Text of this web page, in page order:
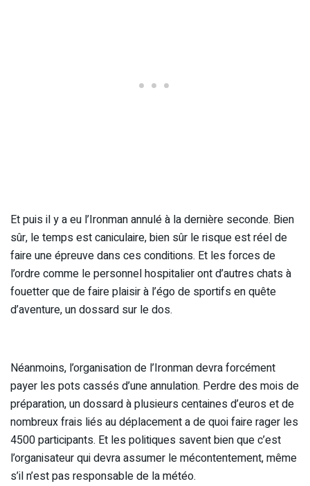
Et puis il y a eu l’Ironman annulé à la dernière seconde. Bien
sûr, le temps est caniculaire, bien sûr le risque est réel de
faire une épreuve dans ces conditions. Et les forces de
l’ordre comme le personnel hospitalier ont d’autres chats à
fouetter que de faire plaisir à l’égo de sportifs en quête
d’aventure, un dossard sur le dos.
Néanmoins, l’organisation de l’Ironman devra forcément
payer les pots cassés d’une annulation. Perdre des mois de
préparation, un dossard à plusieurs centaines d’euros et de
nombreux frais liés au déplacement a de quoi faire rager les
4500 participants. Et les politiques savent bien que c’est
l’organisateur qui devra assumer le mécontentement, même
s’il n’est pas responsable de la météo.